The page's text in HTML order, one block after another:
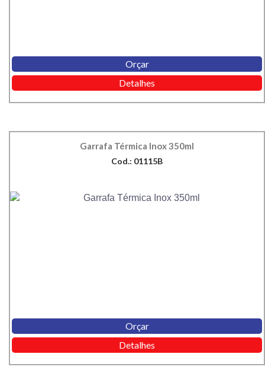
Orçar
Detalhes
Garrafa Térmica Inox 350ml
Cod.: 01115B
Orçar
Detalhes